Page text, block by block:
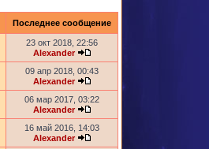
Последнее сообщение
23 окт 2018, 22:56
Alexander
09 апр 2018, 00:43
Alexander
06 мар 2017, 03:22
Alexander
16 май 2016, 14:03
Alexander